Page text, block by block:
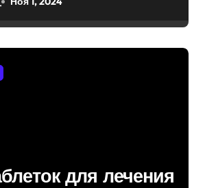
для лечения